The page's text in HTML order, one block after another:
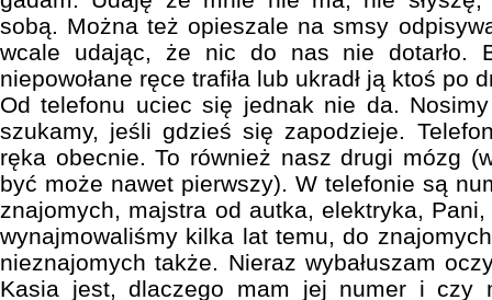
sobą. Można też opieszale na smsy
wcale udając, że nic do nas nie dotarło.
niepowołane ręce trafiła lub ukradł ją ktoś po
Od telefonu uciec się jednak nie da.
szukamy, jeśli gdzieś się zapodzieje.
ręka obecnie. To również nasz drugi mózg
być może nawet pierwszy). W telefonie są
znajomych, majstra od autka, elektryka,
wynajmowaliśmy kilka lat temu, do
nieznajomych także. Nieraz wybałuszam
Kasia jest, dlaczego mam jej numer i czy